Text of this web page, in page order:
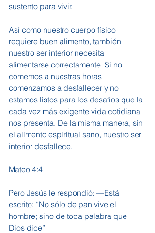
sustento para vivir.
Así como nuestro cuerpo físico
requiere buen alimento, también
nuestro ser interior necesita
alimentarse correctamente. Si no
comemos a nuestras horas
comenzamos a desfallecer y no
estamos listos para los desafíos que la
cada vez más exigente vida cotidiana
nos presenta. De la misma manera, sin
el alimento espiritual sano, nuestro ser
interior desfallece.
Mateo 4:4
Pero Jesús le respondió: —Está
escrito: “No sólo de pan vive el
hombre; sino de toda palabra que
Dios dice”.